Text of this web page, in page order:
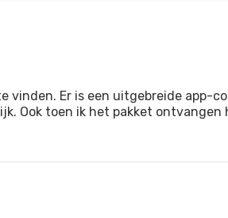
Er is een uitgebreide app-
Ook toen ik het pakket